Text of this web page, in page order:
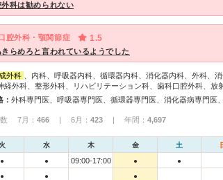
科は勧められない
腔外科・顎関節症 1.5
らめろと言われているようでした
外科
、内科、呼吸器内科、循環器内科、消化器内科、外科、
経外科、整形外科、リハビリテーション科、歯科口腔外科、放
数 7月： 466 | 6月： 423 | 年間： 4,697
火 水 木 金 土
● ● 09:00-17:00 ● ●
● ● ●